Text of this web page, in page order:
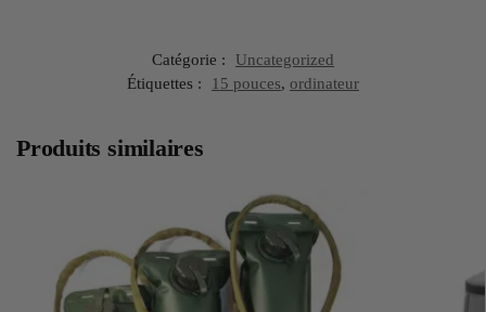
Catégorie :
Uncategorized
Étiquettes :
15 pouces, ordinateur
Produits similaires